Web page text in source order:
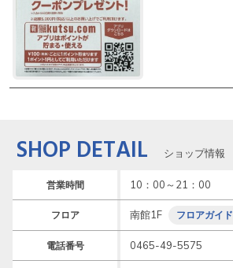
SHOP DETAIL ショップ情報
営業時間 10：00～21：00
フロア 南館1F フロアガイド
電話番号 0465-49-5575